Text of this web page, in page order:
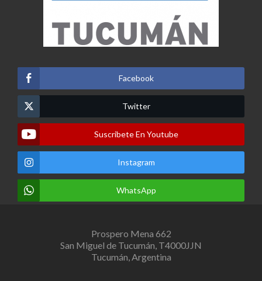
Facebook
Twitter
Suscribete En Youtube
Instagram
WhatsApp
Prospero Mena 662
San Miguel de Tucumán, T4000JJN
Tucumán, Argentina